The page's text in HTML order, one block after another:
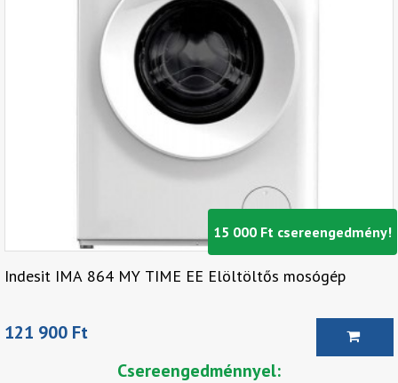
15 000 Ft csereengedmény!
Indesit IMA 864 MY TIME EE Elöltöltős mosógép
121 900 Ft
Csereengedménnyel: